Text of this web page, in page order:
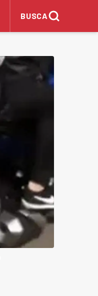
BUSCA